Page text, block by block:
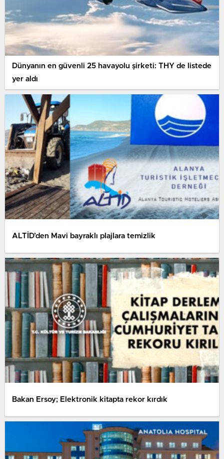
Dünyanın en güvenli 25 havayolu şirketi: THY de listede
yer aldı
ALTİD’den Mavi bayraklı plajlara temizlik
Bakan Ersoy; Elektronik kitapta rekor kırdık